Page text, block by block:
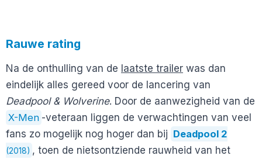
Rauwe rating
Na de onthulling van de laatste trailer was dan
eindelijk alles gereed voor de lancering van
Deadpool & Wolverine. Door de aanwezigheid van de
X-Men -veteraan liggen de verwachtingen van veel
fans zo mogelijk nog hoger dan bij Deadpool 2
(2018) , toen de nietsontziende rauwheid van het